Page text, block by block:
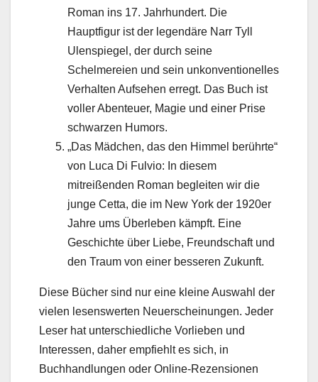
Roman ins 17. Jahrhundert. Die
Hauptfigur ist der legendäre Narr Tyll
Ulenspiegel, der durch seine
Schelmereien und sein unkonventionelles
Verhalten Aufsehen erregt. Das Buch ist
voller Abenteuer, Magie und einer Prise
schwarzen Humors.
„Das Mädchen, das den Himmel berührte“
von Luca Di Fulvio: In diesem
mitreißenden Roman begleiten wir die
junge Cetta, die im New York der 1920er
Jahre ums Überleben kämpft. Eine
Geschichte über Liebe, Freundschaft und
den Traum von einer besseren Zukunft.
Diese Bücher sind nur eine kleine Auswahl der
vielen lesenswerten Neuerscheinungen. Jeder
Leser hat unterschiedliche Vorlieben und
Interessen, daher empfiehlt es sich, in
Buchhandlungen oder Online-Rezensionen